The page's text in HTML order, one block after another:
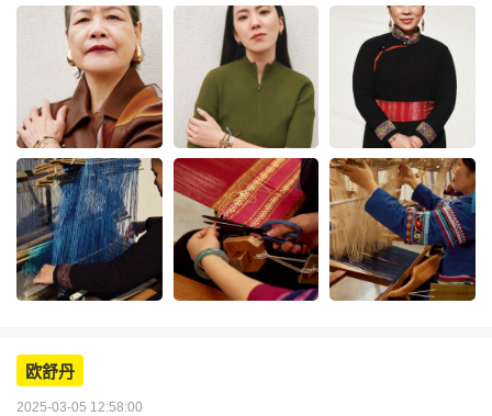
欧舒丹
2025-03-05 12:58:00